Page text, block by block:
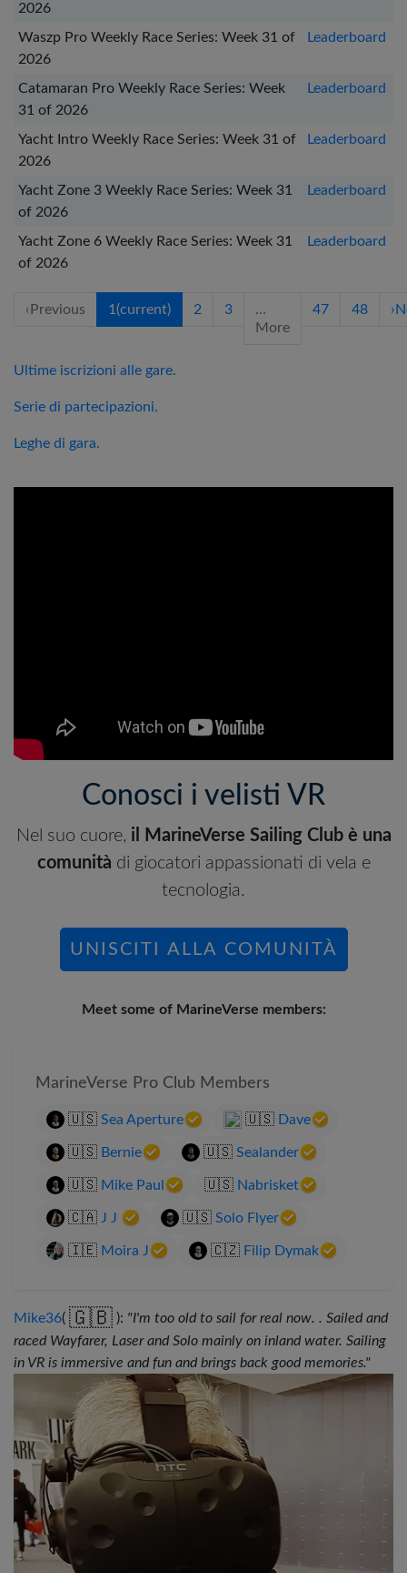
2026
Waszp Pro Weekly Race Series: Week 31 of
2026
Leaderboard
Catamaran Pro Weekly Race Series: Week
31 of 2026
Leaderboard
Yacht Intro Weekly Race Series: Week 31 of
2026
Leaderboard
Yacht Zone 3 Weekly Race Series: Week 31
of 2026
Leaderboard
Yacht Zone 6 Weekly Race Series: Week 31
of 2026
Leaderboard
‹ Previous 1 (current) 2 3
…
More
47 48 ›
Ultime iscrizioni alle gare.
Serie di partecipazioni.
Leghe di gara.
Conosci i velisti VR
Nel suo cuore, il MarineVerse Sailing Club è una
comunità di giocatori appassionati di vela e
tecnologia.
UNISCITI ALLA COMUNITÀ
Meet some of MarineVerse members:
MarineVerse Pro Club Members
🇺🇸 Sea Aperture 🇺🇸 Dave
🇺🇸 Bernie 🇺🇸 Sealander
🇺🇸 Mike Paul 🇺🇸 Nabrisket
🇨🇦 J J 🇺🇸 Solo Flyer
🇮🇪 Moira J 🇨🇿 Filip Dymak
Mike36( 🇬🇧 ): "I'm too old to sail for real now. . Sailed and
raced Wayfarer, Laser and Solo mainly on inland water. Sailing
in VR is immersive and fun and brings back good memories."